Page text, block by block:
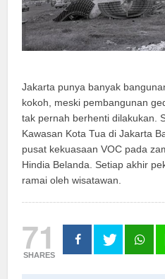
Jakarta punya banyak
kokoh, meski pembangunan
tak pernah berhenti dilakukan.
Kawasan Kota Tua di Jakarta
pusat kekuasaan VOC pada
Hindia Belanda. Setiap akhir
ramai oleh wisatawan.
71
SHARES